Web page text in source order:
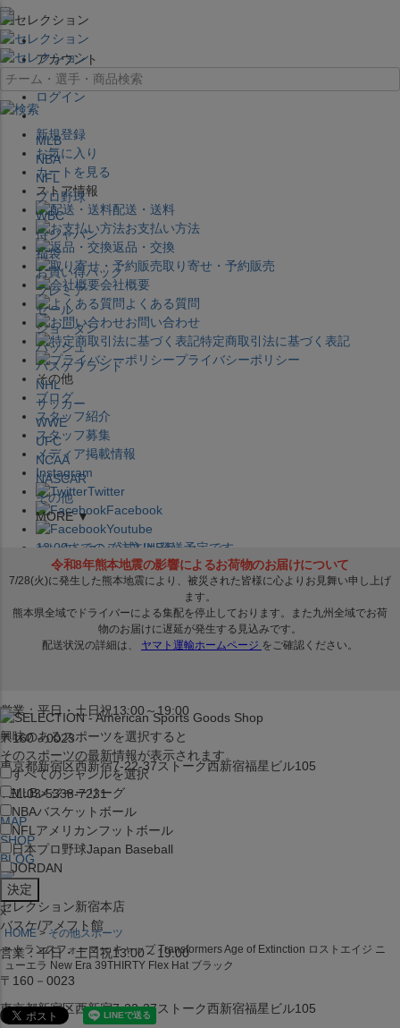
×
アカウント
ログイン
新規登録
お気に入り
カートを見る
ストア情報
配送・送料
お支払い方法
返品・交換
取り寄せ・予約販売
会社概要
よくある質問
お問い合わせ
特定商取引法に基づく表記
プライバシーポリシー
その他
ブログ
スタッフ紹介
スタッフ募集
メディア掲載情報
Instagram
Twitter
Facebook
Youtube
セレクション公式LINE@
営業：平日・土日祝13:00～19:00
〒160－0023
東京都新宿区西新宿7-22-37ストーク西新宿福星ビル105
TEL:03-5338-7231
MAP
SHOP
BLOG
セレクション新宿本店
バスケ/アメフト館
営業：平日・土日祝13:00～19:00
〒160－0023
東京都新宿区西新宿7-22-37ストーク西新宿福星ビル105
MLB
NBA
NFL
プロ野球
WBC
侍ジャパン
福袋
お買い得パック
プレミア
セール
ジョーダン
バッシュ
バスケブランド
NHL
サッカー
WWE
UFC
NCAA
NASCAR
その他
MORE ▼
12:00までのご注文は発送予定です。
在庫品は 1-3営業日内で発送!! ※お取寄せ商品は対象外
興味のあるスポーツを選択すると
そのスポーツの最新情報が表示されます。
すべてのジャンルを選択
MLBメジャーリーグ
NBAバスケットボール
NFL アメリカンフットボール
日本プロ野球Japan Baseball
JORDAN
x
HOME
その他スポーツ
トランスフォーマー キャップ Transformers Age of Extinction ロストエイジ ニ
ューエラ New Era 39THIRTY Flex Hat ブラック